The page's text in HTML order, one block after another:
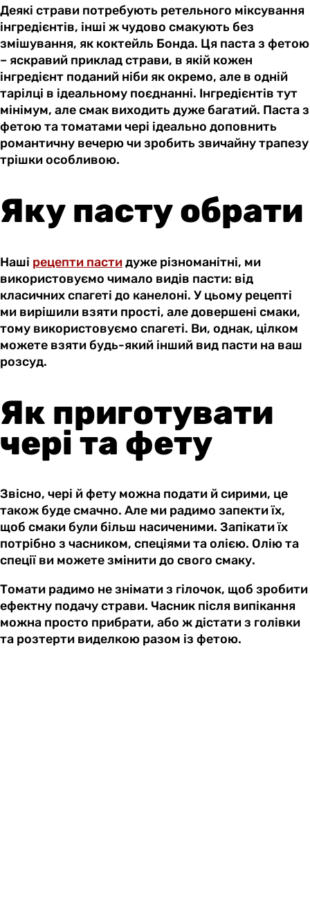
Деякі страви потребують ретельного міксування
інгредієнтів, інші ж чудово смакують без
змішування, як коктейль Бонда. Ця паста з фетою
– яскравий приклад страви, в якій кожен
інгредієнт поданий ніби як окремо, але в одній
тарілці в ідеальному поєднанні. Інгредієнтів тут
мінімум, але смак виходить дуже багатий. Паста з
фетою та томатами чері ідеально доповнить
романтичну вечерю чи зробить звичайну трапезу
трішки особливою.
Яку пасту обрати
Наші рецепти пастидуже різноманітні, ми
використовуємо чимало видів пасти: від
класичних спагеті до канелоні. У цьому рецепті
ми вирішили взяти прості, але довершені смаки,
тому використовуємо спагеті. Ви, однак, цілком
можете взяти будь-який інший вид пасти на ваш
розсуд.
Як приготувати
чері та фету
Звісно, чері й фету можна подати й сирими, це
також буде смачно. Але ми радимо запекти їх,
щоб смаки були більш насиченими. Запікати їх
потрібно з часником, спеціями та олією. Олію та
спеції ви можете змінити до свого смаку.
Томати радимо не знімати з гілочок, щоб зробити
ефектну подачу страви. Часник після випікання
можна просто прибрати, або ж дістати з голівки
та розтерти виделкою разом із фетою.